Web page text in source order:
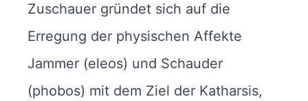
Zuschauer gründet sich auf die
Erregung der physischen Affekte
Jammer (eleos) und Schauder
(phobos) mit dem Ziel der Katharsis,